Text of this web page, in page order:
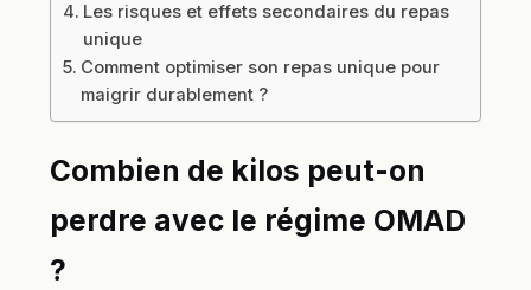
Les risques et effets secondaires du repas
unique
Comment optimiser son repas unique pour
maigrir durablement ?
Combien de kilos peut-on
perdre avec le régime OMAD
?